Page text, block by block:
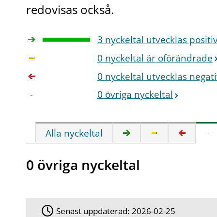
redovisas också.
3 nyckeltal utvecklas
0 nyckeltal är oförändrade
0 nyckeltal utvecklas
0 övriga nyckeltal
Alla nyckeltal
0 övriga nyckeltal
Senast uppdaterad:2026-02-25